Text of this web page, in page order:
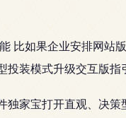
比如果企业安排网站
投装模式升级交互版指
独家宝打开直观、决